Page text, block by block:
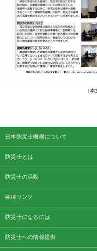
（
日本防災士機構について
防災士とは
防災士の活動
各種リンク
防災士になるには
防災士への情報提供